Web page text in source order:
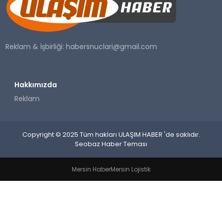
SAĞLIK
YAŞAM
Reklam & İşbirliği:habersnuclari@gmail.com
Hakkımızda
Reklam
Copyright © 2025 Tüm hakları ULAŞIM HABER 'de saklıdır.
Seobaz Haber Teması
Mersin HaberMersin Lojistik